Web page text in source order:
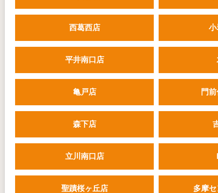
西葛西店 小
平井南口店
亀戸店 門
森下店
立川南口店
聖蹟桜ヶ丘店 多摩